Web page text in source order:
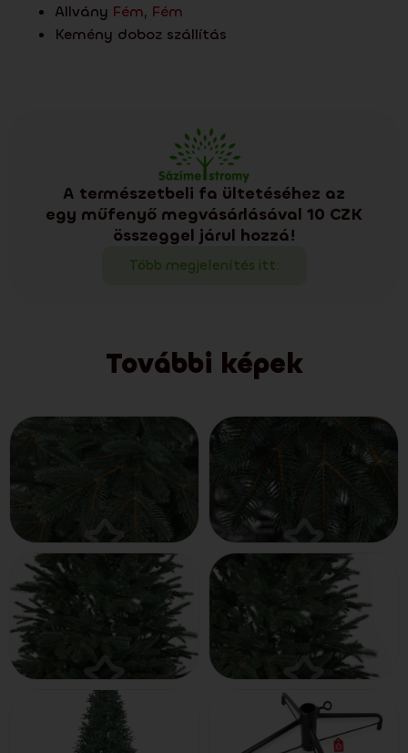
Allvány Fém, Fém
Kemény doboz szállítás
A természetbeli fa ültetéséhez az
egy műfenyő megvásárlásával 10 CZK
összeggel járul hozzá!
Több megjelenítés itt:
További képek